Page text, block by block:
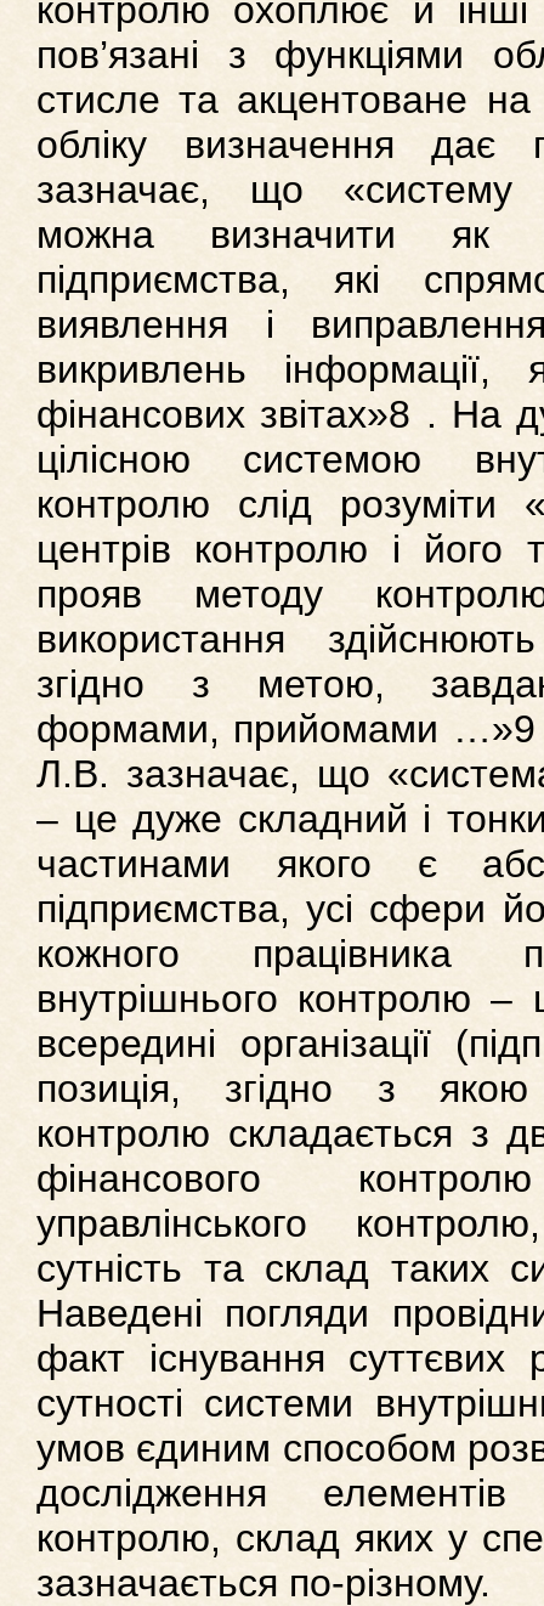
контролю охоплює й інші
пов’язані з функціями
стисле та акцентоване на
обліку визначення
зазначає, що «систему
можна визначити як
підприємства, які
виявлення і
викривлень інформації,
фінансових звітах»8 . На
цілісною системою
контролю слід розуміти
центрів контролю і його
прояв методу
використання
згідно з метою,
формами, прийомами …»9
Л.В. зазначає, що
– це дуже складний і
частинами якого є
підприємства, усі сфери
кожного працівника
внутрішнього контролю –
всередині організації
позиція, згідно з якою
контролю складається з
фінансового
управлінського
сутність та склад таких
Наведені погляди
факт існування суттєвих
сутності системи
умов єдиним способом
дослідження
контролю, склад яких у
зазначається по-різному.